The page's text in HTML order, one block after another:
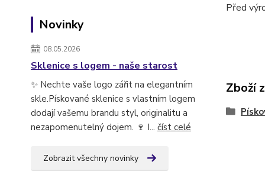
Novinky
08.05.2026
Sklenice s logem - naše starost
✨ Nechte vaše logo zářit na elegantním
skle.Pískované sklenice s vlastním logem
dodají vašemu brandu styl, originalitu a
nezapomenutelný dojem. 🍷 I... číst celé
Zobrazit všechny novinky
Před
Zboží